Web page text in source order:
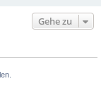
Gehe zu